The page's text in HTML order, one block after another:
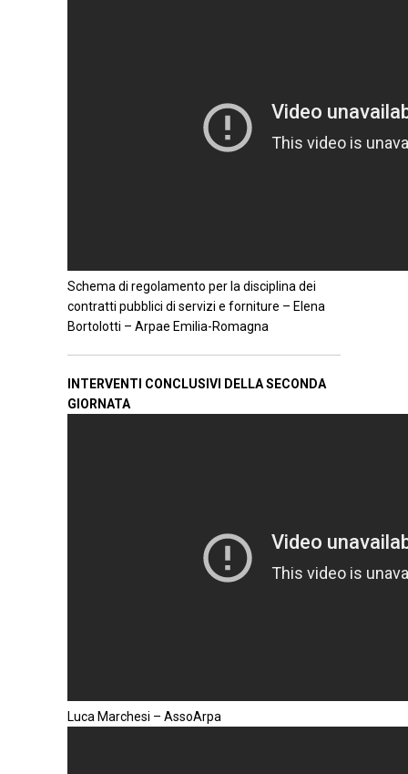
Schema di regolamento per la disciplina dei
contratti pubblici di servizi e forniture – Elena
Bortolotti – Arpae Emilia-Romagna
INTERVENTI CONCLUSIVI DELLA SECONDA
GIORNATA
Luca Marchesi – AssoArpa